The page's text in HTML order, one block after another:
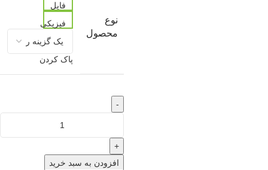
نوع
محصول
فایل
فیزیکی
پاک کردن
-
+
افزودن به سبد خرید